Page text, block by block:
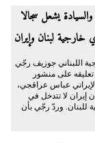
يشعل سجالا
خارجية لبنان وإيران
اللبناني جوزيف رجّي
تعليقه على منشور
عباس عراقجي،
إيران لا تتدخل في
للبنان. وردّ رجّي بأن